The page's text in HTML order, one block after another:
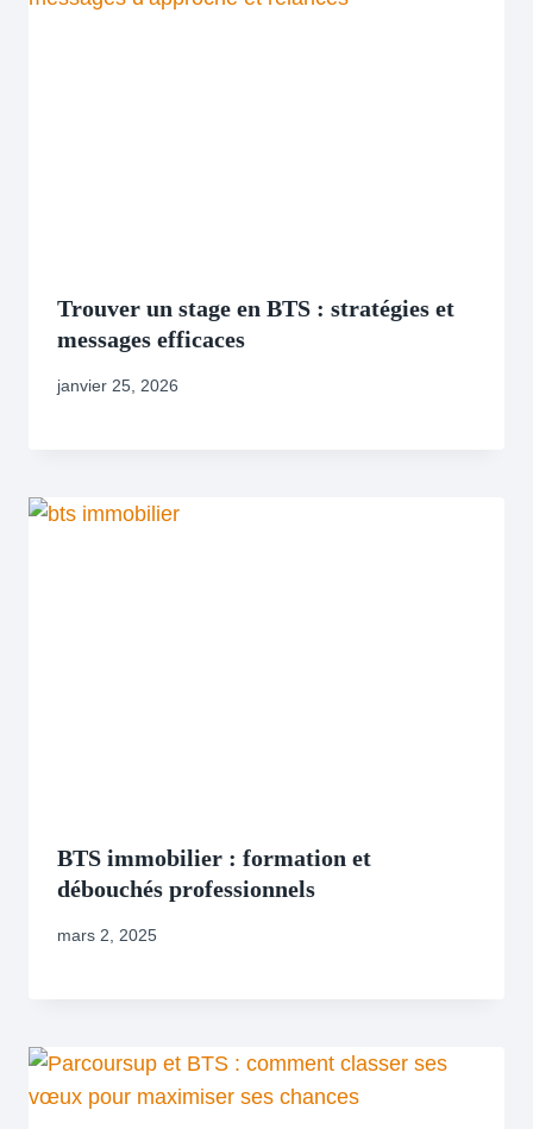
Trouver un stage en BTS : stratégies et
messages efficaces
janvier 25, 2026
BTS immobilier : formation et
débouchés professionnels
mars 2, 2025